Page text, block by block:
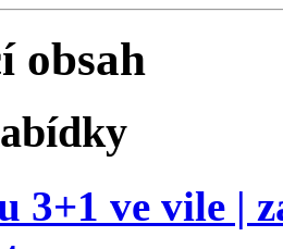
obsah
3+1 ve vile |